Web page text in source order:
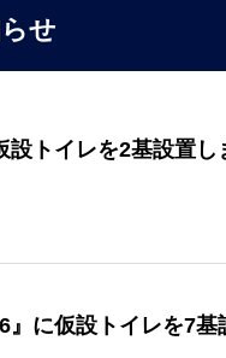
せ
設トイレを2基設置し
』に仮設トイレを7基